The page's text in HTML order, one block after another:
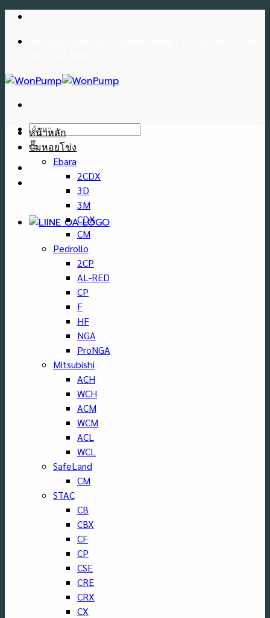
Skip
content
ค้นหา:
[wp-svg-icons icon="phone" wrap="i"] 090-663-3306 ,
082-324-5668
หน้าหลัก
ปั๊มหอยโข่ง
Ebara
2CDX
3D
3M
CDX
CM
Pedrollo
2CP
AL-RED
CP
F
HF
NGA
ProNGA
Mitsubishi
ACH
WCH
ACM
WCM
ACL
WCL
SafeLand
CM
STAC
CB
CBX
CF
CP
CSE
CRE
CRX
CX